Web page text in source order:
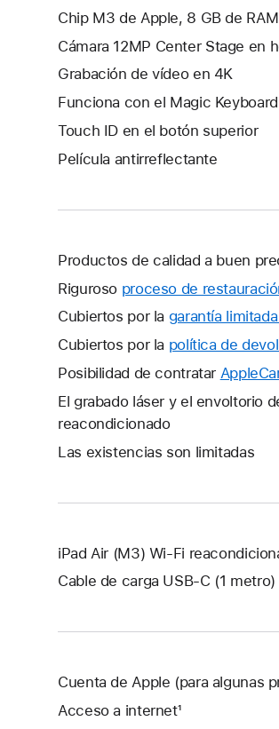
Chip M3 de Apple, 8 GB de RAM
Cámara 12MP Center Stage en
Grabación de vídeo en 4K
Funciona con el Magic
Touch ID en el botón superior
Película antirreflectante
Productos de calidad a buen
Riguroso proceso de
Cubiertos por la garantía limitada
Cubiertos por la política de
Posibilidad de contratar
El grabado láser y el envoltorio
reacondicionado
Las existencias son limitadas
iPad Air (M3) Wi-Fi
Cable de carga USB‑C (1 metro)
Cuenta de Apple (para algunas
Acceso a internet¹